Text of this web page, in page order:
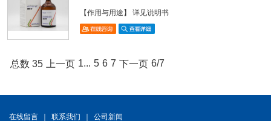
【作用与用途】 详见说明书
总数 35 上一页 1... 5 6 7 下一页 6/7
在线留言 联系我们 公司新闻